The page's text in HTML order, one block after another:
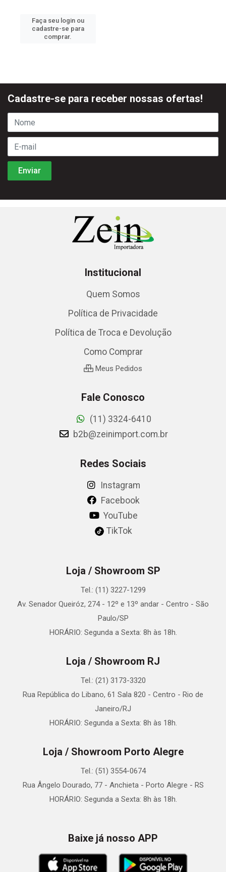
Faça seu login ou
cadastre-se para
comprar.
Cadastre-se para receber nossas ofertas!
Institucional
Quem Somos
Política de Privacidade
Política de Troca e Devolução
Como Comprar
Meus Pedidos
Fale Conosco
(11) 3324-6410
b2b@zeinimport.com.br
Redes Sociais
Instagram
Facebook
YouTube
TikTok
Loja / Showroom SP
Tel.: (11) 3227-1299
Av. Senador Queiróz, 274 - 12º e 13º andar - Centro - São
Paulo/SP
HORÁRIO: Segunda a Sexta: 8h às 18h.
Loja / Showroom RJ
Tel.: (21) 3173-3320
Rua República do Libano, 61 Sala 820 - Centro - Rio de
Janeiro/RJ
HORÁRIO: Segunda a Sexta: 8h às 18h.
Loja / Showroom Porto Alegre
Tel.: (51) 3554-0674
Rua Ângelo Dourado, 77 - Anchieta - Porto Alegre - RS
HORÁRIO: Segunda a Sexta: 8h às 18h.
Baixe já nosso APP